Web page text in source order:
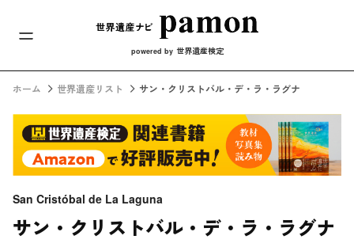
メインナビ
powered by 世界遺産検定
ホーム 世界遺産リスト サン・クリストバル・デ・ラ・ラグナ
San Cristóbal de La Laguna
サン・クリストバル・デ・ラ・ラグナ